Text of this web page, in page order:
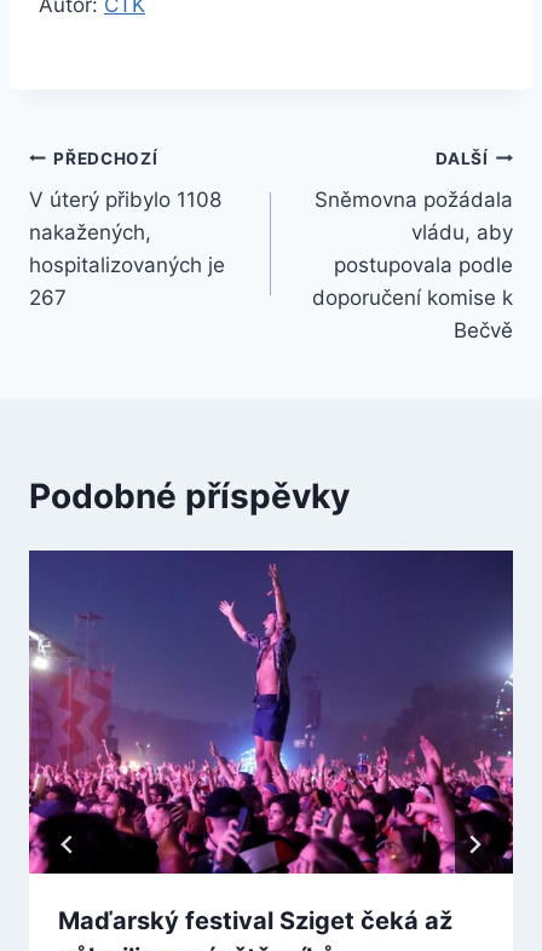
Autor: ČTK
Navigace
pro
příspěvek
PŘEDCHOZÍ
V úterý přibylo 1108
nakažených,
hospitalizovaných je
267
DALŠÍ
Sněmovna požádala
vládu, aby
postupovala podle
doporučení komise k
Bečvě
Podobné příspěvky
Maďarský festival Sziget čeká až